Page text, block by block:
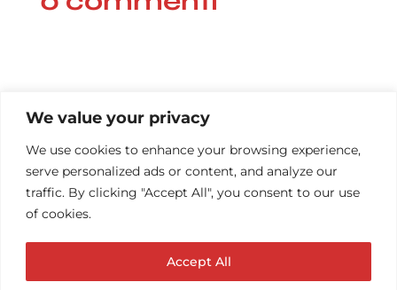
We value your privacy
We use cookies to enhance your browsing experience,
serve personalized ads or content, and analyze our
traffic. By clicking "Accept All", you consent to our use
of cookies.
Accept All